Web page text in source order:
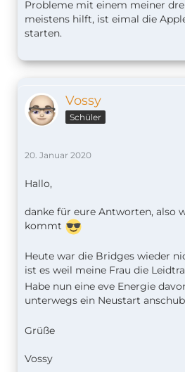
Probleme mit einem meiner
meistens hilft, ist eimal die
starten.
Vossy
Schüler
20. Januar 2020
Hallo,
danke für eure Antworten, also
kommt
Heute war die Bridges wieder
ist es weil meine Frau die
Habe nun eine eve Energie
unterwegs ein Neustart
Grüße
Vossy